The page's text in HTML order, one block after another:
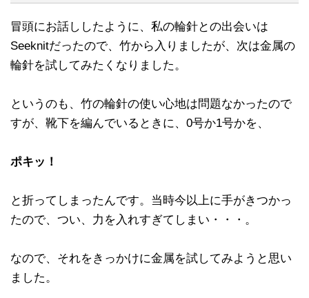
冒頭にお話ししたように、私の輪針との出会いは
Seeknitだったので、竹から入りましたが、次は金属の
輪針を試してみたくなりました。
というのも、竹の輪針の使い心地は問題なかったので
すが、靴下を編んでいるときに、0号か1号かを、
ポキッ！
と折ってしまったんです。当時今以上に手がきつかっ
たので、つい、力を入れすぎてしまい・・・。
なので、それをきっかけに金属を試してみようと思い
ました。